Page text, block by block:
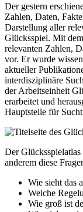
Der gestern
Zahlen, Daten,
Darstellung aller
Glücksspiel. Mit
relevanten Zahlen,
vor. Er wurde
aktueller
interdisziplinäre
der Arbeitseinheit
erarbeitet und
Hauptstelle für
Der
anderem diese
Wie sieht das
Welche
Wie groß ist